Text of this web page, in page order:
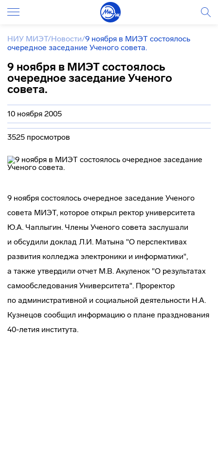
НИУ МИЭТ/Новости/9 ноября в МИЭТ состоялось
очередное заседание Ученого совета.
9 ноября в МИЭТ состоялось
очередное заседание Ученого
совета.
10 ноября 2005
3525 просмотров
9 ноября состоялось очередное заседание Ученого
совета МИЭТ, которое открыл ректор университета
Ю.А. Чаплыгин. Члены Ученого совета заслушали
и обсудили доклад Л.И. Матына "О перспективах
развития колледжа электроники и информатики",
а также утвердили отчет М.В. Акуленок "О результатах
самообследования Университета". Проректор
по административной и социальной деятельности Н.А.
Кузнецов сообщил информацию о плане празднования
40-летия института.